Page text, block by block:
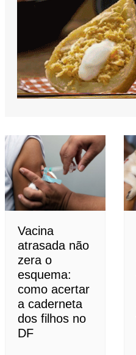
Vacina
atrasada não
zera o
esquema:
como acertar
a caderneta
dos filhos no
DF